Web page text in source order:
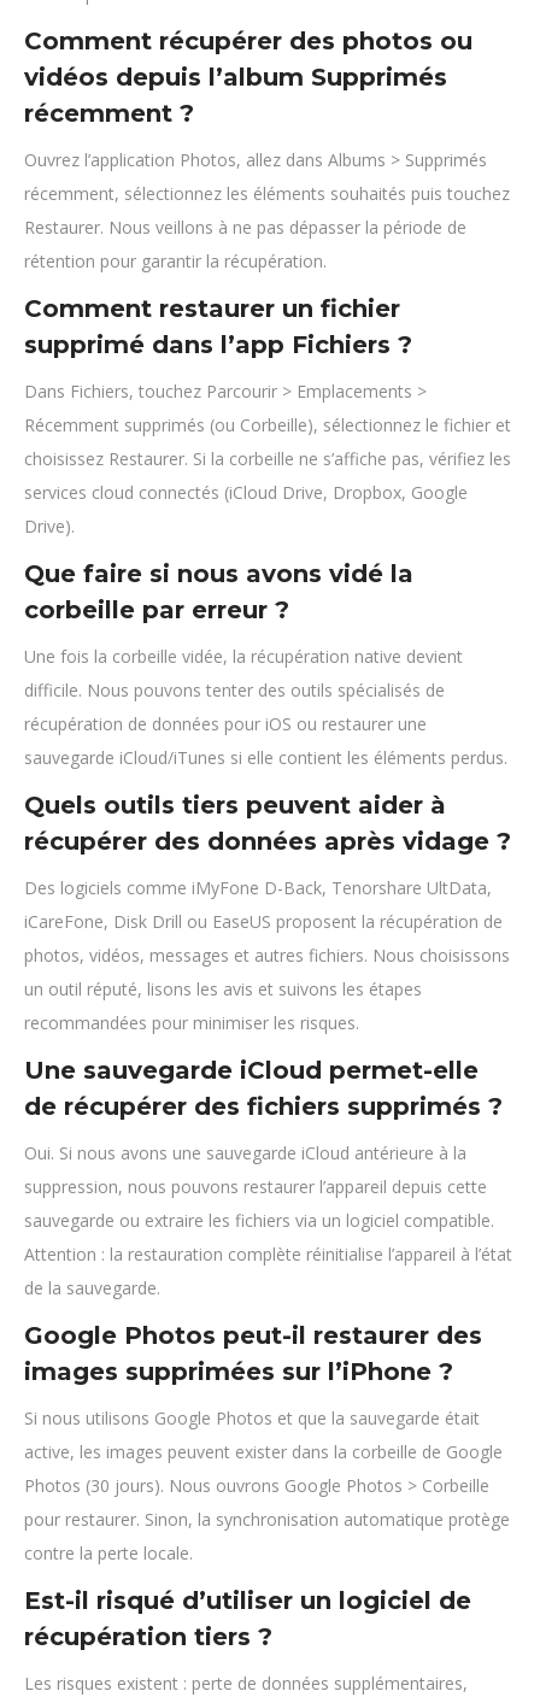
Comment récupérer des photos ou
vidéos depuis l’album Supprimés
récemment ?
Ouvrez l’application Photos, allez dans Albums > Supprimés
récemment, sélectionnez les éléments souhaités puis touchez
Restaurer. Nous veillons à ne pas dépasser la période de
rétention pour garantir la récupération.
Comment restaurer un fichier
supprimé dans l’app Fichiers ?
Dans Fichiers, touchez Parcourir > Emplacements >
Récemment supprimés (ou Corbeille), sélectionnez le fichier et
choisissez Restaurer. Si la corbeille ne s’affiche pas, vérifiez les
services cloud connectés (iCloud Drive, Dropbox, Google
Drive).
Que faire si nous avons vidé la
corbeille par erreur ?
Une fois la corbeille vidée, la récupération native devient
difficile. Nous pouvons tenter des outils spécialisés de
récupération de données pour iOS ou restaurer une
sauvegarde iCloud/iTunes si elle contient les éléments perdus.
Quels outils tiers peuvent aider à
récupérer des données après vidage ?
Des logiciels comme iMyFone D-Back, Tenorshare UltData,
iCareFone, Disk Drill ou EaseUS proposent la récupération de
photos, vidéos, messages et autres fichiers. Nous choisissons
un outil réputé, lisons les avis et suivons les étapes
recommandées pour minimiser les risques.
Une sauvegarde iCloud permet-elle
de récupérer des fichiers supprimés ?
Oui. Si nous avons une sauvegarde iCloud antérieure à la
suppression, nous pouvons restaurer l’appareil depuis cette
sauvegarde ou extraire les fichiers via un logiciel compatible.
Attention : la restauration complète réinitialise l’appareil à l’état
de la sauvegarde.
Google Photos peut-il restaurer des
images supprimées sur l’iPhone ?
Si nous utilisons Google Photos et que la sauvegarde était
active, les images peuvent exister dans la corbeille de Google
Photos (30 jours). Nous ouvrons Google Photos > Corbeille
pour restaurer. Sinon, la synchronisation automatique protège
contre la perte locale.
Est-il risqué d’utiliser un logiciel de
récupération tiers ?
Les risques existent : perte de données supplémentaires,